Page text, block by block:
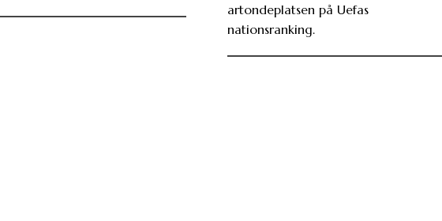
artondeplatsen på Uefas
nationsranking.